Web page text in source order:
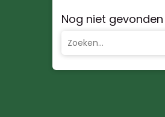
Nog niet